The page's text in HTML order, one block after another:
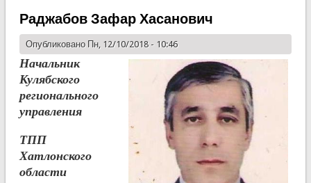
Раджабов Зафар Хасанович
Опубликовано Пн, 12/10/2018 - 10:46
Начальник
Кулябского
регионального
управления
ТПП
Хатлонского
области